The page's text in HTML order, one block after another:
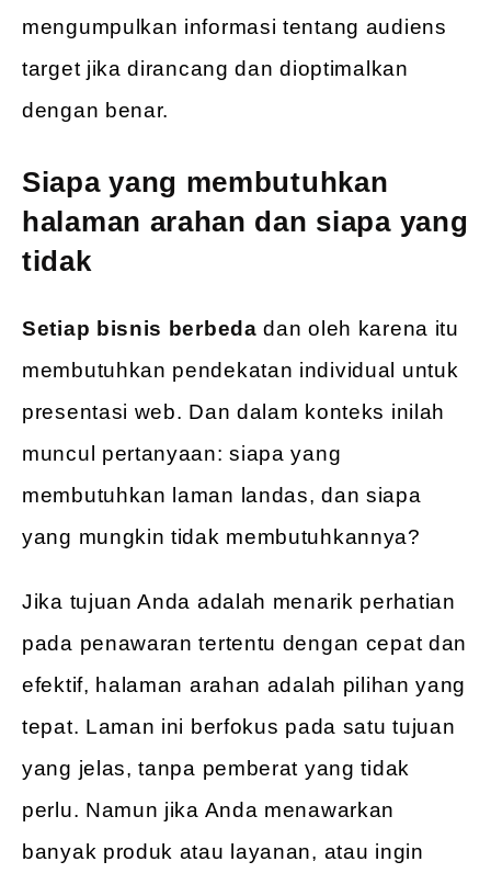
mengumpulkan informasi tentang audiens
target jika dirancang dan dioptimalkan
dengan benar.
Siapa yang membutuhkan
halaman arahan dan siapa yang
tidak
Setiap bisnis berbeda dan oleh karena itu
membutuhkan pendekatan individual untuk
presentasi web. Dan dalam konteks inilah
muncul pertanyaan: siapa yang
membutuhkan laman landas, dan siapa
yang mungkin tidak membutuhkannya?
Jika tujuan Anda adalah menarik perhatian
pada penawaran tertentu dengan cepat dan
efektif, halaman arahan adalah pilihan yang
tepat. Laman ini berfokus pada satu tujuan
yang jelas, tanpa pemberat yang tidak
perlu. Namun jika Anda menawarkan
banyak produk atau layanan, atau ingin